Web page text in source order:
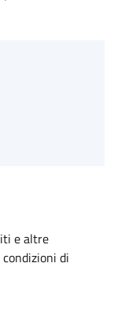
e altre
di